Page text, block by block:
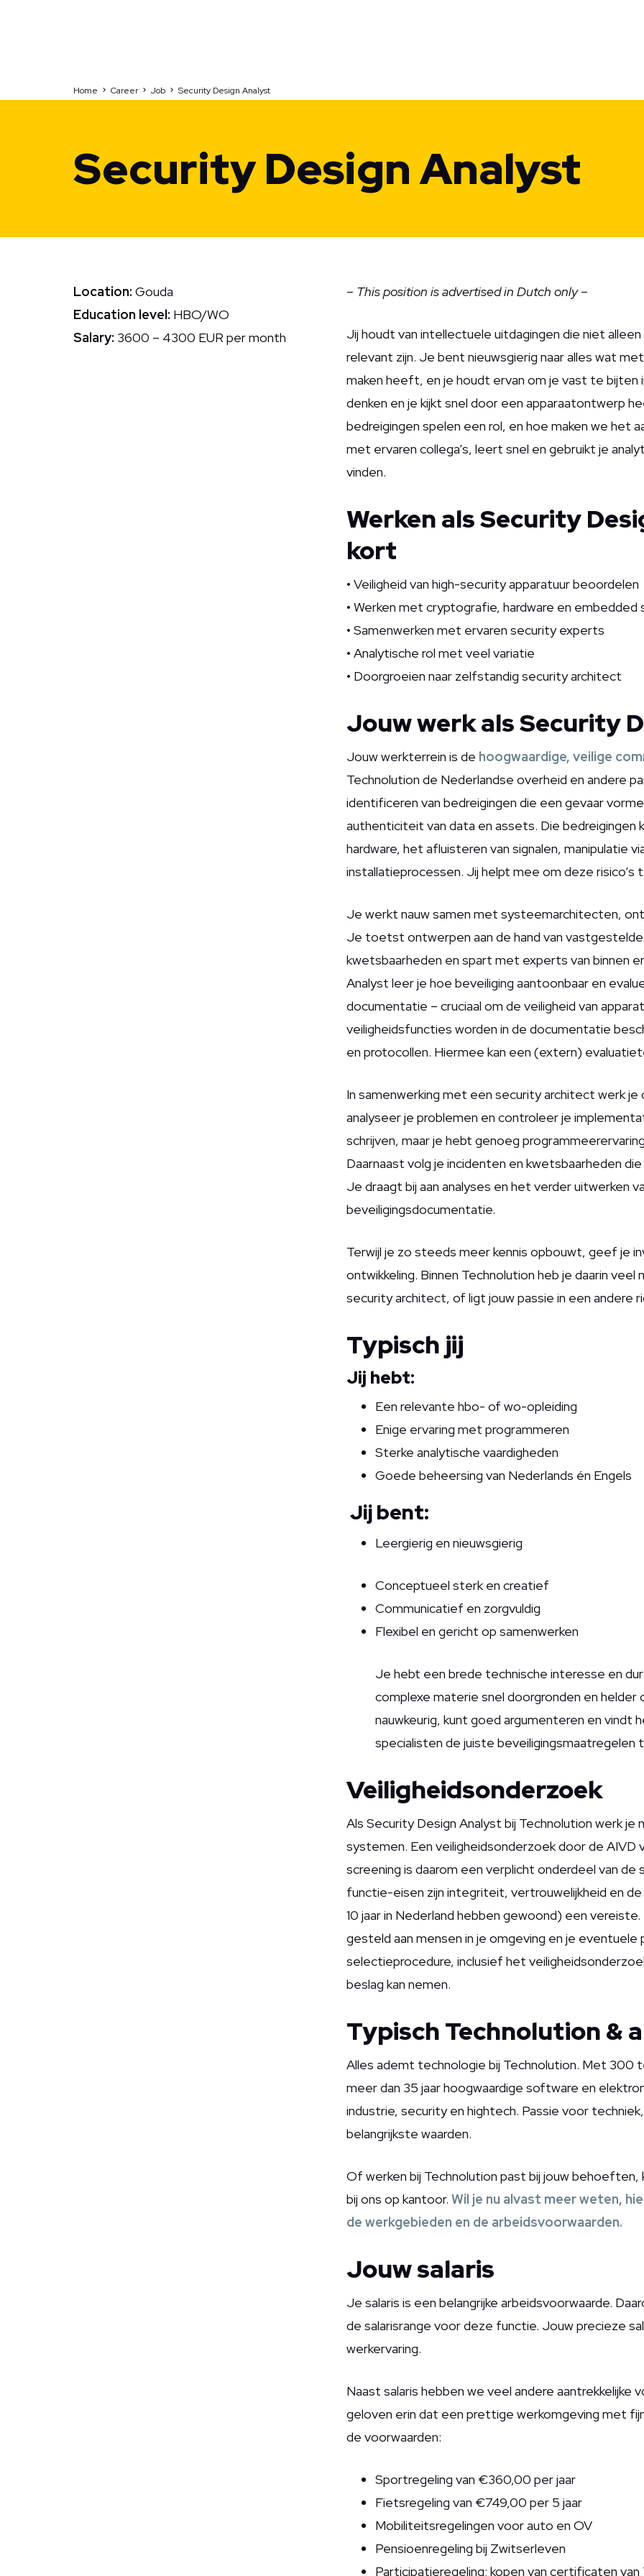
Technolution Move Technolution Spark Technolution Advance
About Technolution
Home Career Job Security Design Analyst
Security Design Analyst
Location: Gouda
Education level: HBO/WO
Salary: 3600 – 4300 EUR per month
– This position is advertised in Dutch only –
Jij houdt van intellectuele uitdagingen die niet
relevant zijn. Je bent nieuwsgierig naar alles wat
maken heeft, en je houdt ervan om je vast te
denken en je kijkt snel door een apparaatontwerp
bedreigingen spelen een rol, en hoe maken we het
met ervaren collega’s, leert snel en gebruikt je
vinden.
Werken als Security
kort
• Veiligheid van high-security apparatuur beoordelen
• Werken met cryptografie, hardware en
• Samenwerken met ervaren security experts
• Analytische rol met veel variatie
• Doorgroeien naar zelfstandig security architect
Jouw werk als Security
Jouw werkterrein is de hoogwaardige, veilige
Technolution de Nederlandse overheid en andere
identificeren van bedreigingen die een gevaar
authenticiteit van data en assets. Die bedreigingen
hardware, het afluisteren van signalen, manipulatie
installatieprocessen. Jij helpt mee om deze
Je werkt nauw samen met systeemarchitecten,
Je toetst ontwerpen aan de hand van
kwetsbaarheden en spart met experts van binnen
Analyst leer je hoe beveiliging aantoonbaar en
documentatie – cruciaal om de veiligheid van
veiligheidsfuncties worden in de documentatie
en protocollen. Hiermee kan een (extern)
In samenwerking met een security architect werk
analyseer je problemen en controleer je
schrijven, maar je hebt genoeg
Daarnaast volg je incidenten en kwetsbaarheden
Je draagt bij aan analyses en het verder uitwerken
beveiligingsdocumentatie.
Terwijl je zo steeds meer kennis opbouwt, geef je
ontwikkeling. Binnen Technolution heb je daarin
security architect, of ligt jouw passie in een andere
Typisch jij
Jij hebt:
Een relevante hbo- of wo-opleiding
Enige ervaring met programmeren
Sterke analytische vaardigheden
Goede beheersing van Nederlands én Engels
Jij bent:
Leergierig en nieuwsgierig
Conceptueel sterk en creatief
Communicatief en zorgvuldig
Flexibel en gericht op samenwerken
Je hebt een brede technische interesse en
complexe materie snel doorgronden en
nauwkeurig, kunt goed argumenteren en vindt
specialisten de juiste beveiligingsmaatregelen
Veiligheidsonderzoek
Als Security Design Analyst bij Technolution werk
systemen. Een veiligheidsonderzoek door de AIVD
screening is daarom een verplicht onderdeel van
functie-eisen zijn integriteit, vertrouwelijkheid en
10 jaar in Nederland hebben gewoond) een vereiste.
gesteld aan mensen in je omgeving en je
selectieprocedure, inclusief het
beslag kan nemen.
Typisch Technolution &
Alles ademt technologie bij Technolution. Met 300
meer dan 35 jaar hoogwaardige software en
industrie, security en hightech. Passie voor
belangrijkste waarden.
Of werken bij Technolution past bij jouw
bij ons op kantoor. Wil je nu alvast meer weten,
de werkgebieden en de arbeidsvoorwaarden.
Jouw salaris
Je salaris is een belangrijke arbeidsvoorwaarde.
de salarisrange voor deze functie. Jouw precieze
werkervaring.
Naast salaris hebben we veel andere aantrekkelijke
geloven erin dat een prettige werkomgeving met
de voorwaarden:
Sportregeling van €360,00 per jaar
Fietsregeling van €749,00 per 5 jaar
Mobiliteitsregelingen voor auto en OV
Pensioenregeling bij Zwitserleven
Participatieregeling; kopen van certificaten